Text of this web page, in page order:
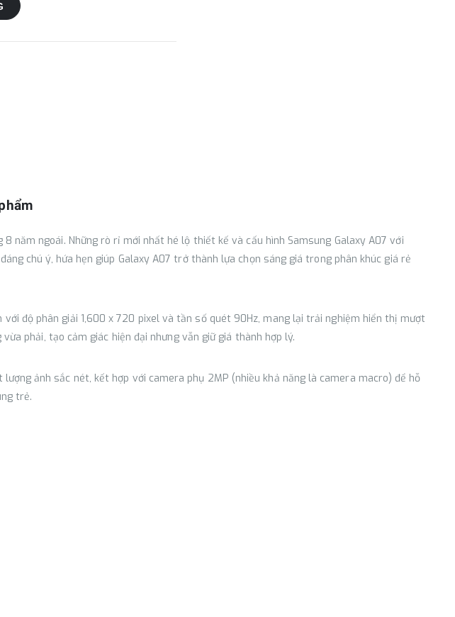
năm ngoái. Những rò rỉ mới nhất hé lộ thiết kế và cấu hình Samsung Galaxy A07 với
chú ý, hứa hẹn giúp Galaxy A07 trở thành lựa chọn sáng giá trong phân khúc giá rẻ
với độ phân giải 1,600 x 720 pixel và tần số quét 90Hz, mang lại trải nghiệm hiển thị mượt
phải, tạo cảm giác hiện đại nhưng vẫn giữ giá thành hợp lý.
ảnh sắc nét, kết hợp với camera phụ 2MP (nhiều khả năng là camera macro) để hỗ
trẻ.